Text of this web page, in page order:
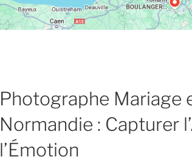
Photographe Mariage
Normandie : Capturer
l’Émotion